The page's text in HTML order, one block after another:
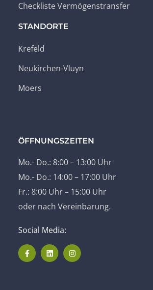
Checkliste Vermögenstransfer
STANDORTE
Krefeld
Neukirchen-Vluyn
Moers
ÖFFNUNGSZEITEN
Mo.- Do.: 8:00 – 13:00 Uhr
Mo.- Do.: 14:00 – 17:00 Uhr
Fr.: 8:00 Uhr – 15:00 Uhr
oder nach Vereinbarung.
Social Media: